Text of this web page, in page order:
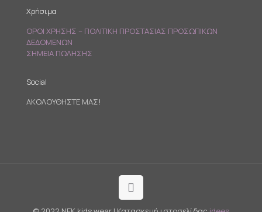
Χρήσιμα
ΟΡΟΙ ΧΡΗΣΗΣ – ΠΟΛΙΤΙΚΗ ΠΡΟΣΤΑΣΙΑΣ ΠΡΟΣΩΠΙΚΩΝ
ΔΕΔΟΜΕΝΩΝ
ΣΗΜΕΙΑ ΠΩΛΗΣΗΣ
Social
ΑΚΟΛΟΥΘΗΣΤΕ ΜΑΣ!